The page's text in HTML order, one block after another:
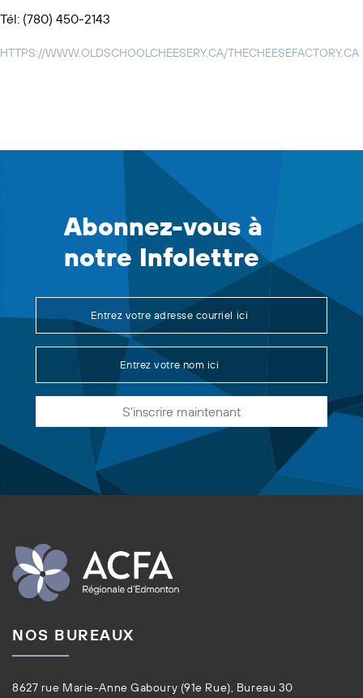
Tél: (780) 450-2143
HTTPS://WWW.OLDSCHOOLCHEESERY.CA/THECHEESEFACTORY.CA
Abonnez-vous à
notre Infolettre
S'inscrire maintenant
NOS BUREAUX
8627 rue Marie-Anne Gaboury (91e Rue), Bureau 30